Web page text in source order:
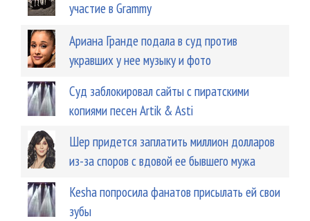
участие в Grammy
Ариана Гранде подала в суд против
укравших у нее музыку и фото
Суд заблокировал сайты с пиратскими
копиями песен Artik & Asti
Шер придется заплатить миллион долларов
из-за споров с вдовой ее бывшего мужа
Kesha попросила фанатов присылать ей свои
зубы